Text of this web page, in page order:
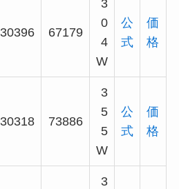
30396 67179
3
0
4
W
公
式
価
格
30318 73886
3
5
5
W
公
式
価
格
3